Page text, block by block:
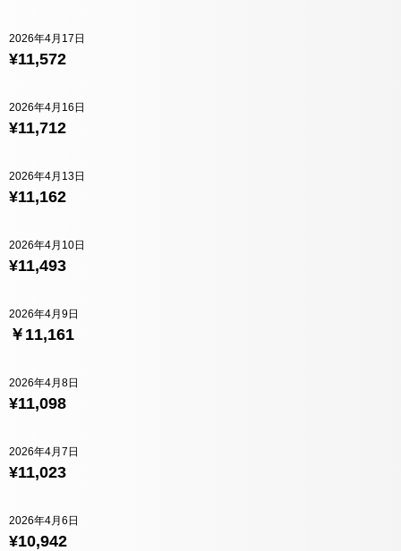
¥11,572
2026年4月17日
¥11,712
2026年4月16日
¥11,162
2026年4月13日
¥11,493
2026年4月10日
￥11,161
2026年4月9日
¥11,098
2026年4月8日
¥11,023
2026年4月7日
¥10,942
2026年4月6日